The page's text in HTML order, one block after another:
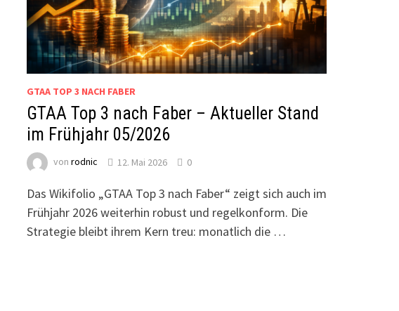
GTAA TOP 3 NACH FABER
GTAA Top 3 nach Faber – Aktueller Stand
im Frühjahr 05/2026
vonrodnic 12. Mai 2026 0
Das Wikifolio „GTAA Top 3 nach Faber“ zeigt sich auch im
Frühjahr 2026 weiterhin robust und regelkonform. Die
Strategie bleibt ihrem Kern treu: monatlich die …